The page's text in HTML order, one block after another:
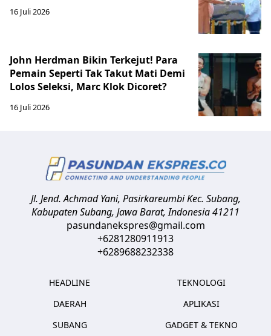
16 Juli 2026
John Herdman Bikin Terkejut! Para
Pemain Seperti Tak Takut Mati Demi
Lolos Seleksi, Marc Klok Dicoret?
16 Juli 2026
Jl. Jend. Achmad Yani, Pasirkareumbi Kec. Subang,
Kabupaten Subang, Jawa Barat,Indonesia41211
pasundanekspres@gmail.com
+6281280911913
+6289688232338
HEADLINE
DAERAH
SUBANG
TEKNOLOGI
APLIKASI
GADGET & TEKNO